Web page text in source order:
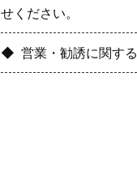
せください。
営業・勧誘に関す